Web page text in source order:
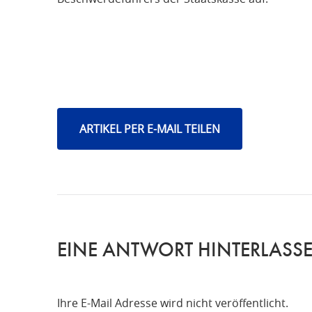
ARTIKEL PER E-MAIL TEILEN
EINE ANTWORT
Ihre E-Mail Adresse wird nicht veröffentlicht.